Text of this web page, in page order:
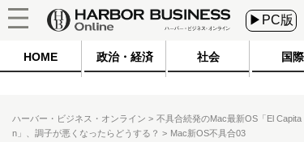
▶PC版
HOME 政治・経済 社会 国際
ハーバー・ビジネス・オンライン
不具合続発のMac最新OS「El Capita
n」、調子が悪くなったらどうする？
Mac新OS不具合03